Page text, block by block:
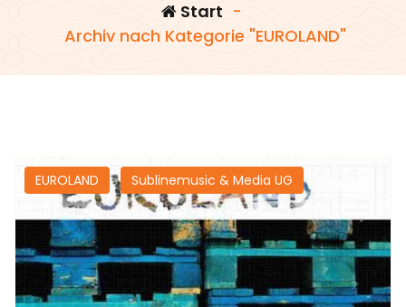
Start -
Archiv nach Kategorie "EUROLAND"
EUROLAND Sublinemusic & Media UG